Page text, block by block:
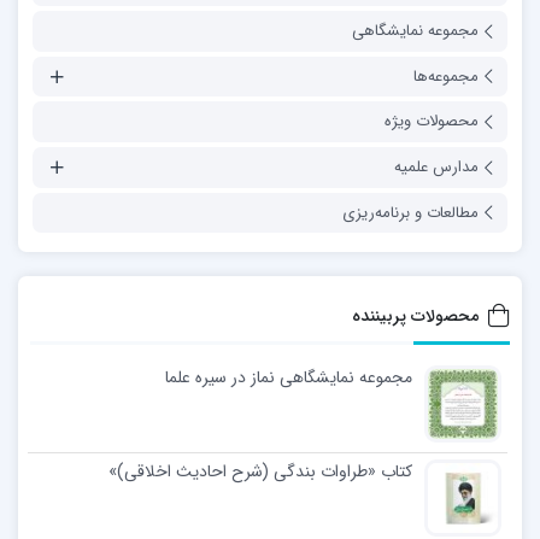
مجموعه نمایشگاهی
مجموعه‌ها
محصولات ویژه
مدارس علمیه
مطالعات و برنامه‌ریزی
محصولات پربیننده
مجموعه نمایشگاهی نماز در سیره علما
کتاب «طراوات بندگی (شرح احادیث اخلاقی)»